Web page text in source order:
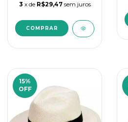
3 x de R$29,47 sem juros
15%
OFF